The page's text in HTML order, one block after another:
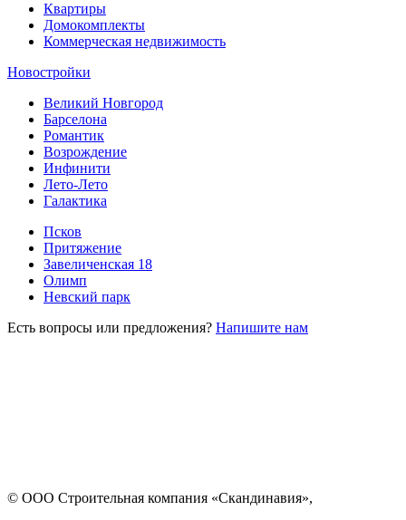
Квартиры
Домокомплекты
Коммерческая недвижимость
Новостройки
Великий Новгород
Барселона
Романтик
Возрождение
Инфинити
Лето-Лето
Галактика
Псков
Притяжение
Завеличенская 18
Олимп
Невский парк
Есть вопросы или предложения? Напишите нам
© ООО Строительная компания «Скандинавия»,